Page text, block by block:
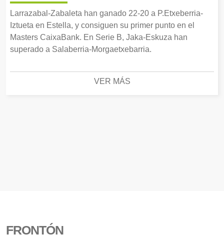
Larrazabal-Zabaleta han ganado 22-20 a P.Etxeberria-
Iztueta en Estella, y consiguen su primer punto en el
Masters CaixaBank. En Serie B, Jaka-Eskuza han
superado a Salaberria-Morgaetxebarria.
VER MÁS
FRONTÓN